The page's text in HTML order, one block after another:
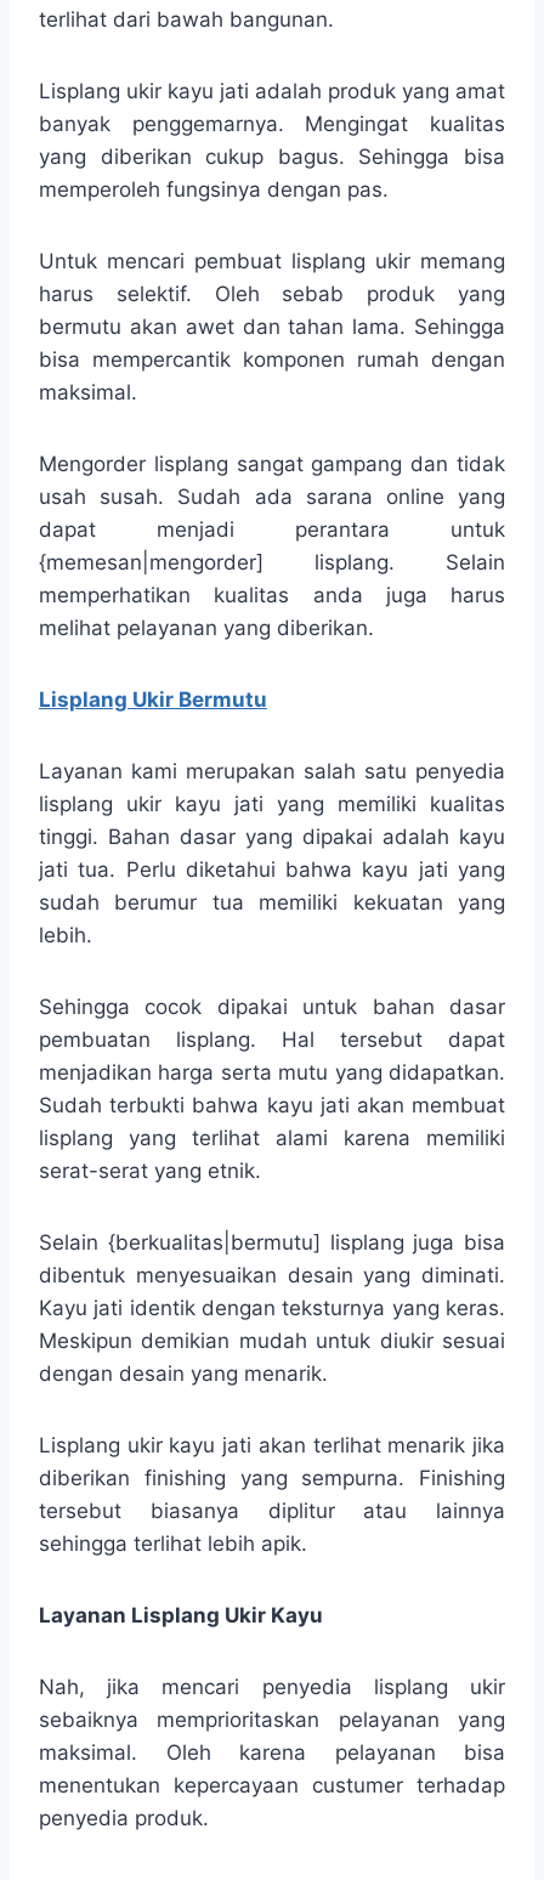
terlihat dari bawah bangunan.
Lisplang ukir kayu jati adalah produk yang amat
banyak penggemarnya. Mengingat kualitas
yang diberikan cukup bagus. Sehingga bisa
memperoleh fungsinya dengan pas.
Untuk mencari pembuat lisplang ukir memang
harus selektif. Oleh sebab produk yang
bermutu akan awet dan tahan lama. Sehingga
bisa mempercantik komponen rumah dengan
maksimal.
Mengorder lisplang sangat gampang dan tidak
usah susah. Sudah ada sarana online yang
dapat menjadi perantara untuk
{memesan|mengorder] lisplang. Selain
memperhatikan kualitas anda juga harus
melihat pelayanan yang diberikan.
Lisplang Ukir Bermutu
Layanan kami merupakan salah satu penyedia
lisplang ukir kayu jati yang memiliki kualitas
tinggi. Bahan dasar yang dipakai adalah kayu
jati tua. Perlu diketahui bahwa kayu jati yang
sudah berumur tua memiliki kekuatan yang
lebih.
Sehingga cocok dipakai untuk bahan dasar
pembuatan lisplang. Hal tersebut dapat
menjadikan harga serta mutu yang didapatkan.
Sudah terbukti bahwa kayu jati akan membuat
lisplang yang terlihat alami karena memiliki
serat-serat yang etnik.
Selain {berkualitas|bermutu] lisplang juga bisa
dibentuk menyesuaikan desain yang diminati.
Kayu jati identik dengan teksturnya yang keras.
Meskipun demikian mudah untuk diukir sesuai
dengan desain yang menarik.
Lisplang ukir kayu jati akan terlihat menarik jika
diberikan finishing yang sempurna. Finishing
tersebut biasanya diplitur atau lainnya
sehingga terlihat lebih apik.
Layanan Lisplang Ukir Kayu
Nah, jika mencari penyedia lisplang ukir
sebaiknya memprioritaskan pelayanan yang
maksimal. Oleh karena pelayanan bisa
menentukan kepercayaan custumer terhadap
penyedia produk.